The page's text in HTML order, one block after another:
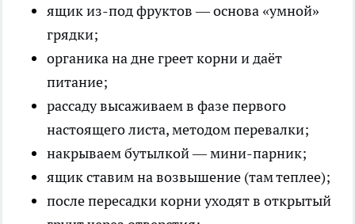
ящик из-под фруктов — основа «умной»
грядки;
органика на дне греет корни и даёт
питание;
рассаду высаживаем в фазе первого
настоящего листа, методом перевалки;
накрываем бутылкой — мини-парник;
ящик ставим на возвышение (там теплее);
после пересадки корни уходят в открытый